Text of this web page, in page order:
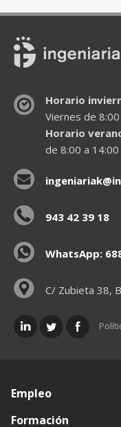
Horario
Viernes de
Horario
de 8:00 a 14:00
943 42 39 18
WhatsApp:
C/ Zubieta 38,
Empleo
Formación